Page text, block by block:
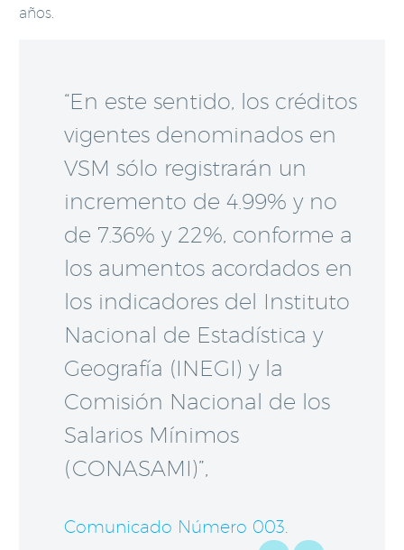
años.
“En este sentido, los créditos
vigentes denominados en
VSM sólo registrarán un
incremento de 4.99% y no
de 7.36% y 22%, conforme a
los aumentos acordados en
los indicadores del Instituto
Nacional de Estadística y
Geografía (INEGI) y la
Comisión Nacional de los
Salarios Mínimos
(CONASAMI)”,
Comunicado Número 003